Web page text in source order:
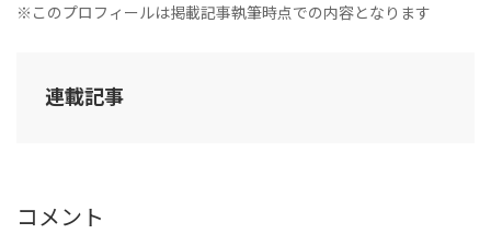
※このプロフィールは掲載記事執筆時点での内容となります
連載記事
コメント